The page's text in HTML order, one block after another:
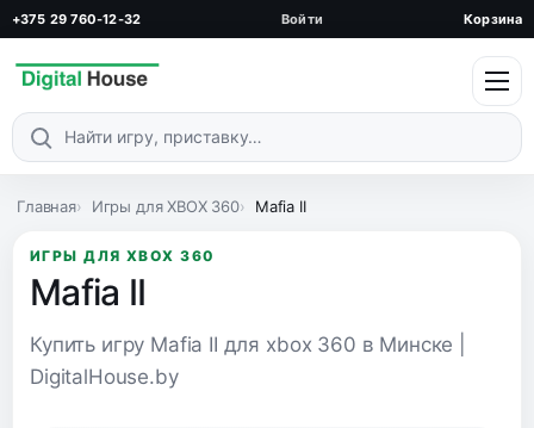
+375 29 760-12-32 Войти Корзина
Поиск по каталогу
Главная Игры для XBOX 360 Mafia II
ИГРЫ ДЛЯ XBOX 360
Mafia II
Купить игру Mafia II для xbox 360 в Минске |
DigitalHouse.by